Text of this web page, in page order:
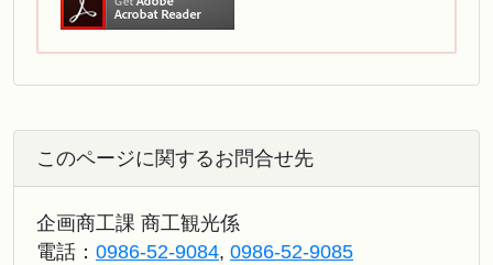
このページに関するお問合せ先
企画商工課 商工観光係
電話： 0986-52-9084, 0986-52-9085